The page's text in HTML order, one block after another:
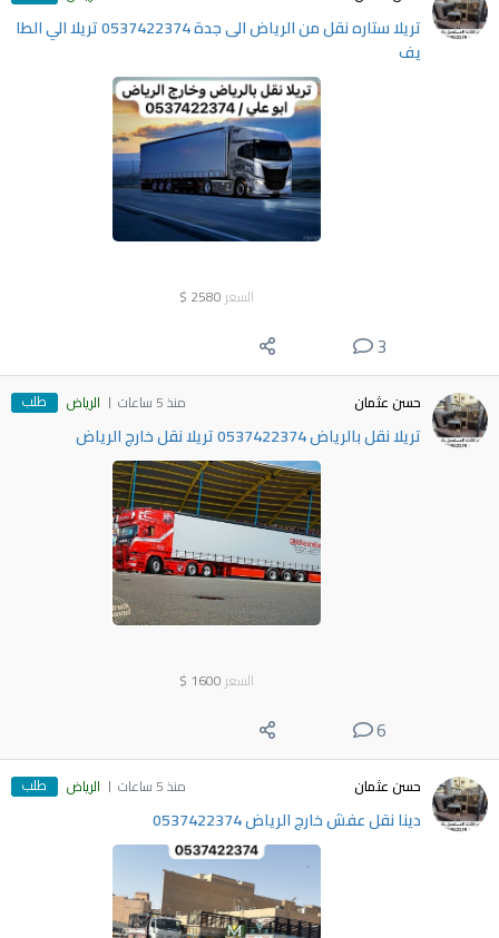
تريلا ستاره نقل من الرياض الى جدة 0537422374 تريلا الي الطا
يف
السعر 2580
$
3
حسن عثمان منذ 5 ساعات الرياض طلب
تريلا نقل بالرياض 0537422374 تريلا نقل خارج الرياض
السعر 1600
$
6
حسن عثمان منذ 5 ساعات الرياض طلب
دينا نقل عفش خارج الرياض 0537422374